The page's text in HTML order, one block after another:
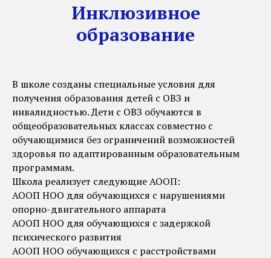
Инклюзивное
образование
В школе созданы специальные условия для
получения образования детей с ОВЗ и
инвалидностью. Дети с ОВЗ обучаются в
общеобразовательных классах совместно с
обучающимися без ограничений возможностей
здоровья по адаптированным образовательным
программам.
Школа реализует следующие АООП:
АООП НОО для обучающихся с нарушениями
опорно-двигательного аппарата
АООП НОО для обучающихся с задержкой
психического развития
АООП НОО обучающихся с расстройствами